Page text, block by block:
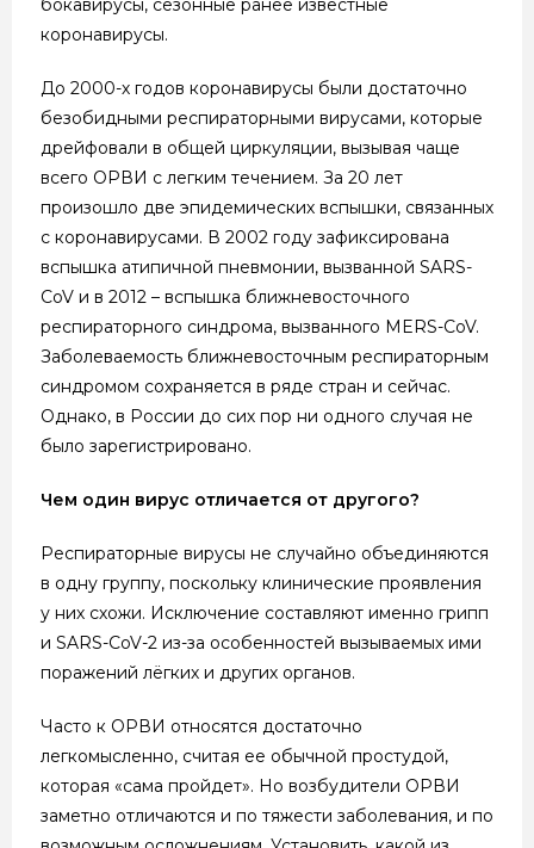
бокавирусы, сезонные ранее известные
коронавирусы.
До 2000-х годов коронавирусы были достаточно
безобидными респираторными вирусами, которые
дрейфовали в общей циркуляции, вызывая чаще
всего ОРВИ с легким течением. За 20 лет
произошло две эпидемических вспышки, связанных
с коронавирусами. В 2002 году зафиксирована
вспышка атипичной пневмонии, вызванной SARS-
CoV и в 2012 – вспышка ближневосточного
респираторного синдрома, вызванного MERS-CoV.
Заболеваемость ближневосточным респираторным
синдромом сохраняется в ряде стран и сейчас.
Однако, в России до сих пор ни одного случая не
было зарегистрировано.
Чем один вирус отличается от другого?
Респираторные вирусы не случайно объединяются
в одну группу, поскольку клинические проявления
у них схожи. Исключение составляют именно грипп
и SARS-CoV-2 из-за особенностей вызываемых ими
поражений лёгких и других органов.
Часто к ОРВИ относятся достаточно
легкомысленно, считая ее обычной простудой,
которая «сама пройдет». Но возбудители ОРВИ
заметно отличаются и по тяжести заболевания, и по